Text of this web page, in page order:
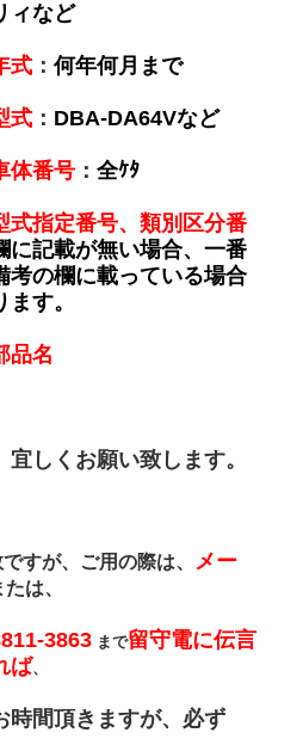
ィなど
式 ： 何年何月まで
式 ： DBA-DA64Vなど
体番号 ： 全ｹﾀ
式指定番号、類別区分番
に記載が無い場合、一番
考の欄に載っている場合
ます。
品名
宜しくお願い致します。
すが、ご用の際は、 メー
は、
3863 まで留守電に伝言
ば、
時間頂きますが、必ず